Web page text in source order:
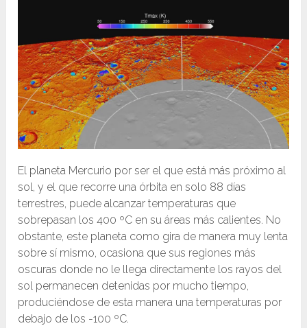
El planeta Mercurio por ser el que está más próximo al
sol, y el que recorre una órbita en solo 88 días
terrestres, puede alcanzar temperaturas que
sobrepasan los 400 ºC en su áreas más calientes. No
obstante, este planeta como gira de manera muy lenta
sobre sí mismo, ocasiona que sus regiones más
oscuras donde no le llega directamente los rayos del
sol permanecen detenidas por mucho tiempo,
produciéndose de esta manera una temperaturas por
debajo de los -100 ºC.